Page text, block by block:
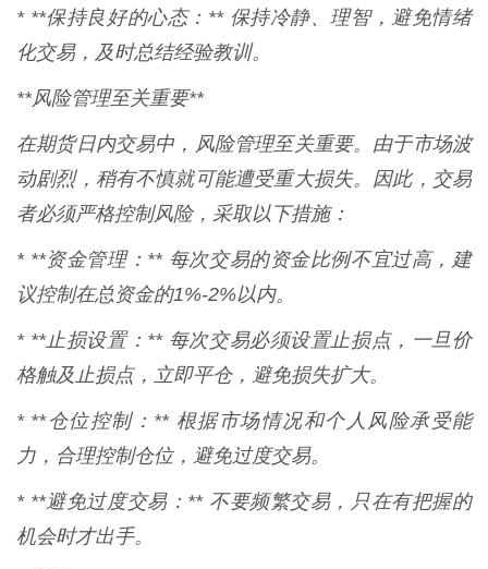
* **保持良好的心态：** 保持冷静、理智，避免情绪
化交易，及时总结经验教训。
**风险管理至关重要**
在期货日内交易中，风险管理至关重要。由于市场波
动剧烈，稍有不慎就可能遭受重大损失。因此，交易
者必须严格控制风险，采取以下措施：
* **资金管理：** 每次交易的资金比例不宜过高，建
议控制在总资金的1%-2%以内。
* **止损设置：** 每次交易必须设置止损点，一旦价
格触及止损点，立即平仓，避免损失扩大。
* **仓位控制：** 根据市场情况和个人风险承受能
力，合理控制仓位，避免过度交易。
* **避免过度交易：** 不要频繁交易，只在有把握的
机会时才出手。